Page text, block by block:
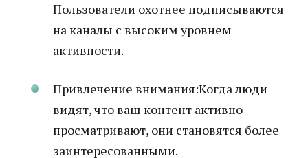
Пользователи охотнее подписываются
на каналы с высоким уровнем
активности.
Привлечение внимания:Когда люди
видят, что ваш контент активно
просматривают, они становятся более
заинтересованными.